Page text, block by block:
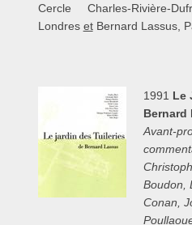
Cercle Charles-Rivière-
Londres et Bernard Lassus,
1991 Le
Bernard
Avant-
Boudon,
Conan,